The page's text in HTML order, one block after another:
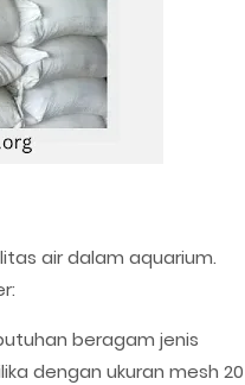
air dalam aquarium.
beragam jenis
dengan ukuran mesh 20